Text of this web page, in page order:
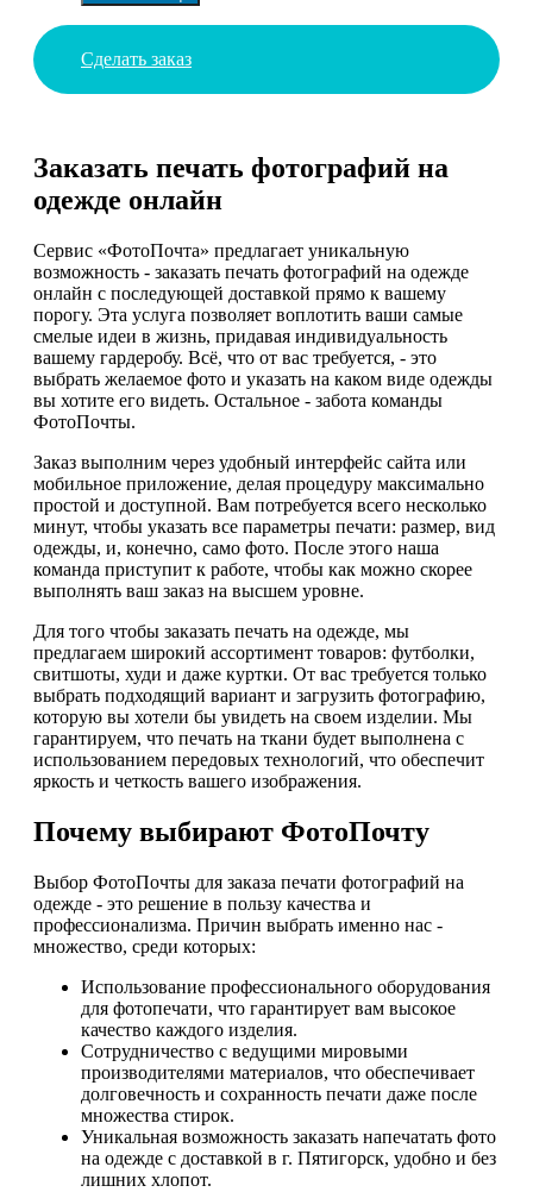
Сделать заказ
Заказать печать фотографий на
одежде онлайн
Сервис «ФотоПочта» предлагает уникальную
возможность - заказать печать фотографий на одежде
онлайн с последующей доставкой прямо к вашему
порогу. Эта услуга позволяет воплотить ваши самые
смелые идеи в жизнь, придавая индивидуальность
вашему гардеробу. Всё, что от вас требуется, - это
выбрать желаемое фото и указать на каком виде одежды
вы хотите его видеть. Остальное - забота команды
ФотоПочты.
Заказ выполним через удобный интерфейс сайта или
мобильное приложение, делая процедуру максимально
простой и доступной. Вам потребуется всего несколько
минут, чтобы указать все параметры печати: размер, вид
одежды, и, конечно, само фото. После этого наша
команда приступит к работе, чтобы как можно скорее
выполнять ваш заказ на высшем уровне.
Для того чтобы заказать печать на одежде, мы
предлагаем широкий ассортимент товаров: футболки,
свитшоты, худи и даже куртки. От вас требуется только
выбрать подходящий вариант и загрузить фотографию,
которую вы хотели бы увидеть на своем изделии. Мы
гарантируем, что печать на ткани будет выполнена с
использованием передовых технологий, что обеспечит
яркость и четкость вашего изображения.
Почему выбирают ФотоПочту
Выбор ФотоПочты для заказа печати фотографий на
одежде - это решение в пользу качества и
профессионализма. Причин выбрать именно нас -
множество, среди которых:
Использование профессионального оборудования
для фотопечати, что гарантирует вам высокое
качество каждого изделия.
Сотрудничество с ведущими мировыми
производителями материалов, что обеспечивает
долговечность и сохранность печати даже после
множества стирок.
Уникальная возможность заказать напечатать фото
на одежде с доставкой в г. Пятигорск, удобно и без
лишних хлопот.